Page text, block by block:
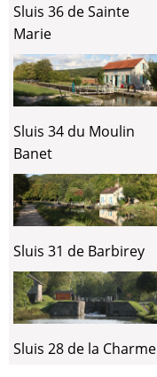
Sluis 36 de Sainte
Marie
Sluis 34 du Moulin
Banet
Sluis 31 de Barbirey
Sluis 28 de la Charme